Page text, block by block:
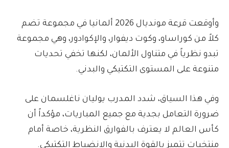
وأوقعت قرعة مونديال 2026 ألمانيا في مجموعة تضم
كلاً من كوراساو، وكوت ديفوار، والإكوادور، وهي مجموعة
تبدو نظرياً في متناول الألمان، لكنها تخفي تحديات
متنوعة على المستوى التكتيكي والبدني.
وفي هذا السياق، شدد المدرب يوليان ناغلسمان على
ضرورة التعامل بجدية مع جميع المباريات، مؤكداً أن
كأس العالم لا يعترف بالفوارق النظرية، خاصة أمام
منتخبات تتميز بالقوة البدنية والانضباط التكتيكي.